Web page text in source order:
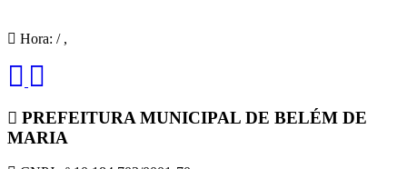
Hora: / ,
PREFEITURA MUNICIPAL DE BELÉM DE
MARIA